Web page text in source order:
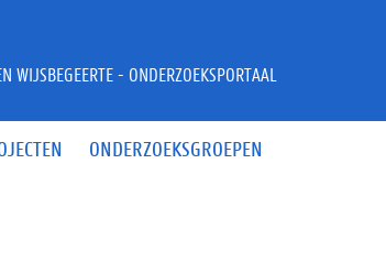
ONDERZOEKSGROEPEN
WIJSBEGEERTE - ONDERZOEKSPORTAAL